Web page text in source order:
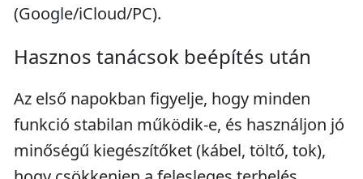
(Google/iCloud/PC).
Hasznos tanácsok beépítés után
Az első napokban figyelje, hogy minden
funkció stabilan működik-e, és használjon jó
minőségű kiegészítőket (kábel, töltő, tok),